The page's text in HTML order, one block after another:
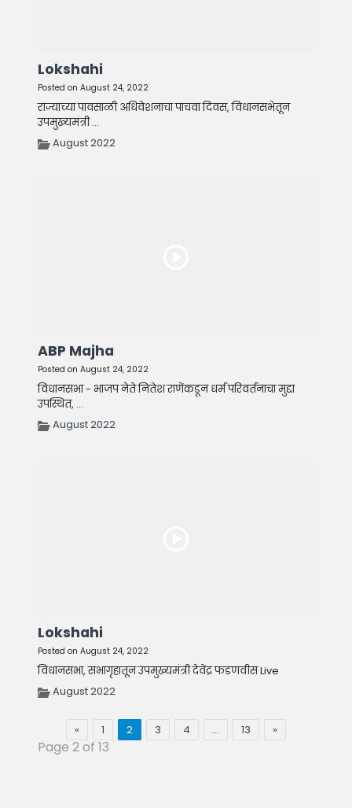
Lokshahi
Posted on August 24, 2022
राज्याच्या पावसाळी अधिवेशनाचा पाचवा दिवस, विधानसभेतून
उपमुख्यमंत्री ...
August 2022
ABP Majha
Posted on August 24, 2022
विधानसभा - भाजप नेते नितेश राणेंकडून धर्म परिवर्तनाचा मुद्दा
उपस्थित, ...
August 2022
Lokshahi
Posted on August 24, 2022
विधानसभा, सभागृहातून उपमुख्यमंत्री देवेंद्र फडणवीस Live
August 2022
« 1 2 3 4 … 13 »
Page 2 of 13